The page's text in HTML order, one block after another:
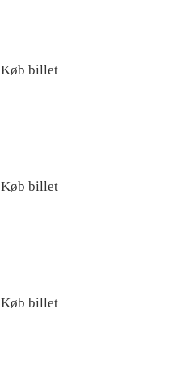
Køb billet
Køb billet
Køb billet